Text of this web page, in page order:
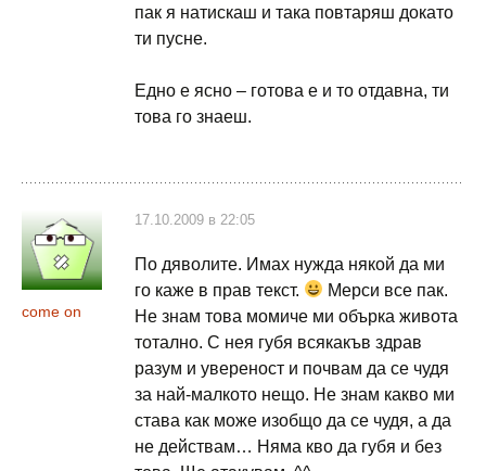
пак я натискаш и така повтаряш докато
ти пусне.
Едно е ясно – готова е и то отдавна, ти
това го знаеш.
come on
17.10.2009 в 22:05
По дяволите. Имах нужда някой да ми
го каже в прав текст.
Мерси все пак.
Не знам това момиче ми обърка живота
тотално. С нея губя всякакъв здрав
разум и увереност и почвам да се чудя
за най-малкото нещо. Не знам какво ми
става как може изобщо да се чудя, а да
не действам… Няма кво да губя и без